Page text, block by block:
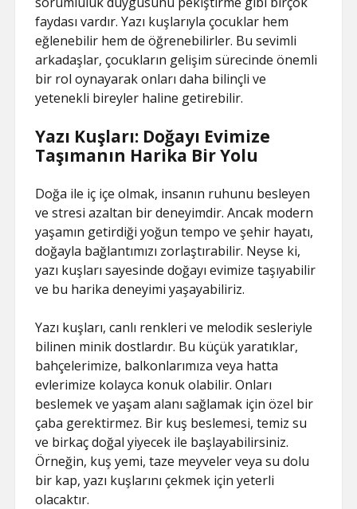
faydası vardır. Yazı kuşlarıyla çocuklar hem
eğlenebilir hem de öğrenebilirler. Bu sevimli
arkadaşlar, çocukların gelişim sürecinde önemli
bir rol oynayarak onları daha bilinçli ve
yetenekli bireyler haline getirebilir.
Yazı Kuşları: Doğayı Evimize
Taşımanın Harika Bir Yolu
Doğa ile iç içe olmak, insanın ruhunu besleyen
ve stresi azaltan bir deneyimdir. Ancak modern
yaşamın getirdiği yoğun tempo ve şehir hayatı,
doğayla bağlantımızı zorlaştırabilir. Neyse ki,
yazı kuşları sayesinde doğayı evimize taşıyabilir
ve bu harika deneyimi yaşayabiliriz.
Yazı kuşları, canlı renkleri ve melodik sesleriyle
bilinen minik dostlardır. Bu küçük yaratıklar,
bahçelerimize, balkonlarımıza veya hatta
evlerimize kolayca konuk olabilir. Onları
beslemek ve yaşam alanı sağlamak için özel bir
çaba gerektirmez. Bir kuş beslemesi, temiz su
ve birkaç doğal yiyecek ile başlayabilirsiniz.
Örneğin, kuş yemi, taze meyveler veya su dolu
bir kap, yazı kuşlarını çekmek için yeterli
olacaktır.